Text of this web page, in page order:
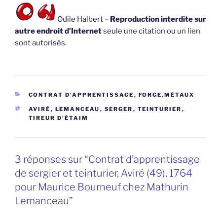
Odile Halbert – Reproduction interdite sur
autre endroit d’Internetseule une citation ou un lien
sont autorisés.
CATÉGORIES
CONTRAT D'APPRENTISSAGE , FORGE,MÉTAUX
ÉTIQUETTES
AVIRÉ , LEMANCEAU , SERGER , TEINTURIER ,
TIREUR D'ÉTAIM
3 réponses sur “Contrat d’apprentissage
de sergier et teinturier, Aviré (49), 1764
pour Maurice Bourneuf chez Mathurin
Lemanceau”